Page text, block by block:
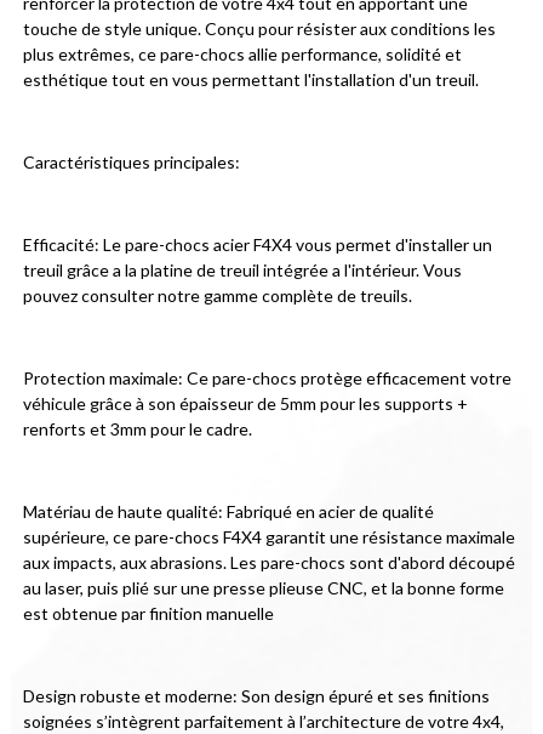
touche de style unique. Conçu pour résister aux conditions les
plus extrêmes, ce pare-chocs allie performance, solidité et
esthétique tout en vous permettant l'installation d'un treuil.
Caractéristiques principales:
Efficacité: Le pare-chocs acier F4X4 vous permet d'installer un
treuil grâce a la platine de treuil intégrée a l'intérieur. Vous
pouvez consulter notre gamme complète de treuils.
Protection maximale: Ce pare-chocs protège efficacement votre
véhicule grâce à son épaisseur de 5mm pour les supports +
renforts et 3mm pour le cadre.
Matériau de haute qualité: Fabriqué en acier de qualité
supérieure, ce pare-chocs F4X4 garantit une résistance maximale
aux impacts, aux abrasions. Les pare-chocs sont d'abord découpé
au laser, puis plié sur une presse plieuse CNC, et la bonne forme
est obtenue par finition manuelle
Design robuste et moderne: Son design épuré et ses finitions
soignées s’intègrent parfaitement à l’architecture de votre 4x4,